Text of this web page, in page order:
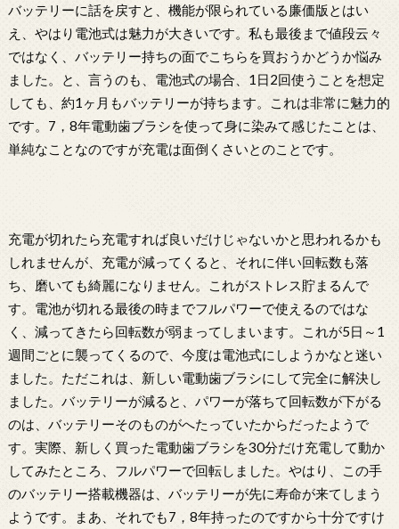
バッテリーに話を戻すと、機能が限られている廉価版とはい
え、やはり電池式は魅力が大きいです。私も最後まで値段云々
ではなく、バッテリー持ちの面でこちらを買おうかどうか悩み
ました。と、言うのも、電池式の場合、1日2回使うことを想定
しても、約1ヶ月もバッテリーが持ちます。これは非常に魅力的
です。7，8年電動歯ブラシを使って身に染みて感じたことは、
単純なことなのですが充電は面倒くさいとのことです。
充電が切れたら充電すれば良いだけじゃないかと思われるかも
しれませんが、充電が減ってくると、それに伴い回転数も落
ち、磨いても綺麗になりません。これがストレス貯まるんで
す。電池が切れる最後の時までフルパワーで使えるのではな
く、減ってきたら回転数が弱まってしまいます。これが5日～1
週間ごとに襲ってくるので、今度は電池式にしようかなと迷い
ました。ただこれは、新しい電動歯ブラシにして完全に解決し
ました。バッテリーが減ると、パワーが落ちて回転数が下がる
のは、バッテリーそのものがへたっていたからだったようで
す。実際、新しく買った電動歯ブラシを30分だけ充電して動か
してみたところ、フルパワーで回転しました。やはり、この手
のバッテリー搭載機器は、バッテリーが先に寿命が来てしまう
ようです。まあ、それでも7，8年持ったのですから十分ですけ